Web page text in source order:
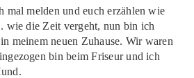
melden und euch erzählen wie
wie die Zeit vergeht, nun bin ich
meinem neuen Zuhause. Wir waren
bin beim Friseur und ich